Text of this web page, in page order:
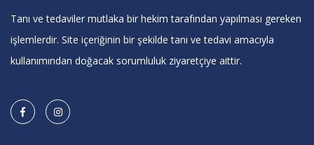
Tanı ve tedaviler mutlaka bir hekim tarafından yapılması gereken
işlemlerdir. Site içeriğinin bir şekilde tanı ve tedavi amacıyla
kullanımından doğacak sorumluluk ziyaretçiye aittir.